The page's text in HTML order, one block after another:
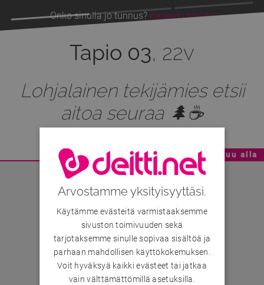
Onko sinulla jo tunnus? Kirjaudu sisään
Tapio 03, 22v
Lohjalainen tekijämies etsii
aitoa seuraa 🌲☕
Mainoskatko - Sisältö jatkuu alla
Arvostamme yksityisyyttäsi.
Käytämme evästeitä varmistaaksemme
sivuston toimivuuden sekä
tarjotaksemme sinulle sopivaa sisältöä ja
parhaan mahdollisen käyttökokemuksen.
Voit hyväksyä kaikki evästeet tai jatkaa
vain välttämättömillä asetuksilla.